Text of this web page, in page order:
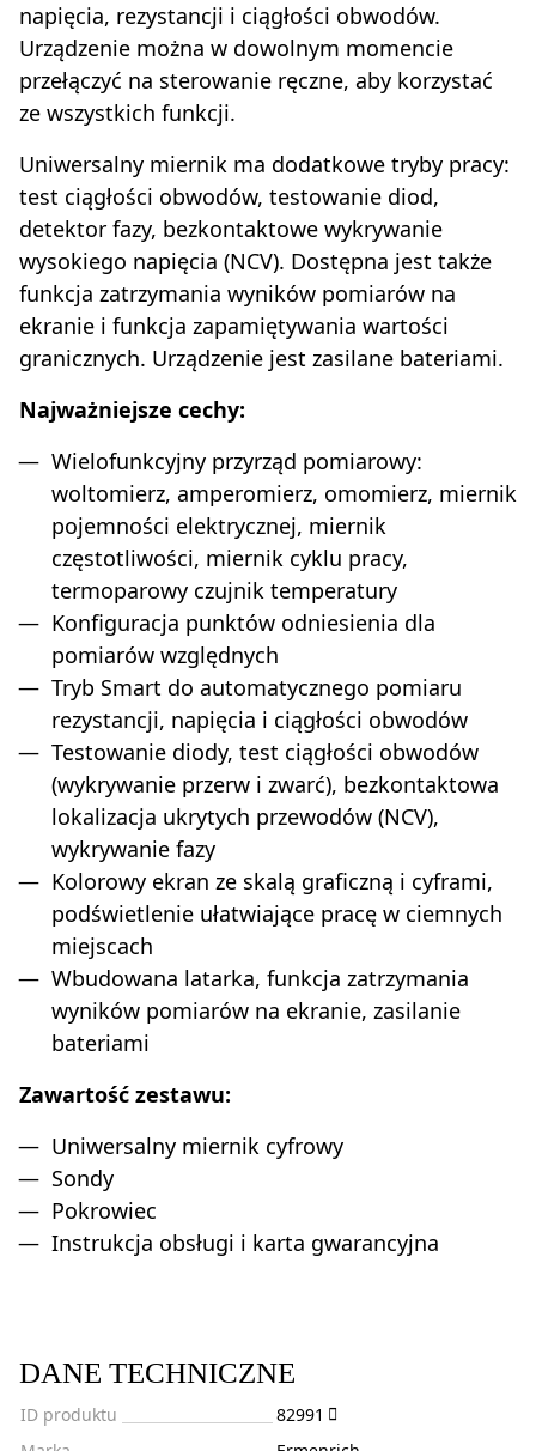
napięcia, rezystancji i ciągłości obwodów.
Urządzenie można w dowolnym momencie
przełączyć na sterowanie ręczne, aby korzystać
ze wszystkich funkcji.
Uniwersalny miernik ma dodatkowe tryby pracy:
test ciągłości obwodów, testowanie diod,
detektor fazy, bezkontaktowe wykrywanie
wysokiego napięcia (NCV). Dostępna jest także
funkcja zatrzymania wyników pomiarów na
ekranie i funkcja zapamiętywania wartości
granicznych. Urządzenie jest zasilane bateriami.
Najważniejsze cechy:
Wielofunkcyjny przyrząd pomiarowy:
woltomierz, amperomierz, omomierz, miernik
pojemności elektrycznej, miernik
częstotliwości, miernik cyklu pracy,
termoparowy czujnik temperatury
Konfiguracja punktów odniesienia dla
pomiarów względnych
Tryb Smart do automatycznego pomiaru
rezystancji, napięcia i ciągłości obwodów
Testowanie diody, test ciągłości obwodów
(wykrywanie przerw i zwarć), bezkontaktowa
lokalizacja ukrytych przewodów (NCV),
wykrywanie fazy
Kolorowy ekran ze skalą graficzną i cyframi,
podświetlenie ułatwiające pracę w ciemnych
miejscach
Wbudowana latarka, funkcja zatrzymania
wyników pomiarów na ekranie, zasilanie
bateriami
Zawartość zestawu:
Uniwersalny miernik cyfrowy
Sondy
Pokrowiec
Instrukcja obsługi i karta gwarancyjna
DANE TECHNICZNE
ID produktu
82991